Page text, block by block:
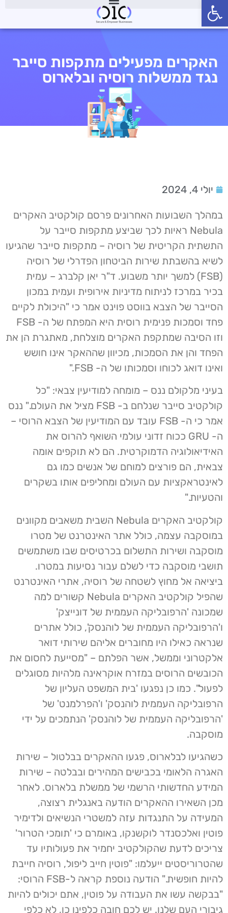
פתח סרגל נגישות
האקרים מפעילים מתקפות סייבר
נגד ממשלות רוסיה ובלארוס
יולי 4, 2024
במהלך השבועות האחרונים פרסם קולקטיב האקרים
Nebula ראיות לכך שביצע מתקפות סייבר על
התשתית הקריטית של רוסיה – מתקפות סייבר שהגיעו
לשיא בהשבתת שירות הביטחון הפדרלי של רוסיה
(FSB) למשך יותר משבוע. ד"ר יאן קלברג – עמית
בכיר במרכז לניתוח מדיניות אירופית ועמית במכון
הסייבר של הצבא בווסט פוינט אמר כי "היכולת לקיים
פחד וסמכות פנימית רוסית היא המפתח של ה- FSB
וזו הסיבה שמתקפת האקרים מוצלחת, מאתגרת הן את
הפחד והן את הסמכות, מכיוון שההאקר אינו חושש
ואינו דואג לכוחו וסמכותו של ה- FSB."
בעיני מלקולם ננס – מומחה למודיעין צבאי: "כל
קולקטיב סייבר שנלחם ב- FSB מציל את העולם." ננס
אמר כי ה- FSB עובד עם המודיעין של הצבא הרוסי –
ה- GRU ככוח זדוני עולמי השואף להרוס את
האידיאולוגיה הדמוקרטית. הם לא תוקפים אומה
צבאית, הם פורצים למוחם של אנשים כמו גם
לאינטראקציות עם העולם ומחליפים אותו בשקרים
והטעיות."
קולקטיב האקרים Nebula השבית משאבים מקוונים
במוסקבה עצמה, כולל אתר האינטרנט של מטרו
מוסקבה ושירות התשלום בכרטיסים שבו משתמשים
תושבי מוסקבה כדי לשלם עבור נסיעות במטרו.
ביציאה אל מחוץ לשטחה של רוסיה, אתרי האינטרנט
שהפיל קולקטיב האקרים Nebula קשורים למה
שמכונה 'הרפובליקה העממית של דונייצק'
ו'הרפובליקה העממית של לוהנסק', כולל אתרים
שנראה כאילו היו מחוברים אליהם שירותי דואר
אלקטרוני וממשל, אשר הפלתם – "מסייעת לחסום את
הכובשים הרוסים במזרח אוקראינה מלהיות מסוגלים
לפעול". כמו כן נפגעו 'בית המשפט העליון של
הרפובליקה העממית לוהנסק' ו'הפרלמנט' של
'הרפובליקה העממית של לוהנסק' הנתמכים על ידי
מוסקבה.
כשהגיעו לבלארוס, פגעו ההאקרים בבלטול – שירות
האגרה הלאומי בכבישים המהירים ובבלטה – שירות
המידע החדשותי הרשמי של ממשלת בלארוס. לאחר
מכן השאירו ההאקרים הודעה באנגלית רצוצה,
המעידה על התנגדות עזה למשטרי הנשיאים ולדימיר
פוטין ואלכסנדר לוקשנקו, באומרם כי 'תומכי הטרור'
צריכים לדעת שהקולקטיב יחמיר את פעולותיו עד
שהטרוריסטים ייעלמו: "פוטין חייב ליפול, רוסיה חייבת
להיות חופשית." הודעה נוספת קראה ל-FSB הרוסי:
"בבקשה עשו את העבודה על פוטין, אתם יכולים להיות
גיבורי העם שלנו. יש לכם חובה כלפינו כן, לא כלפי